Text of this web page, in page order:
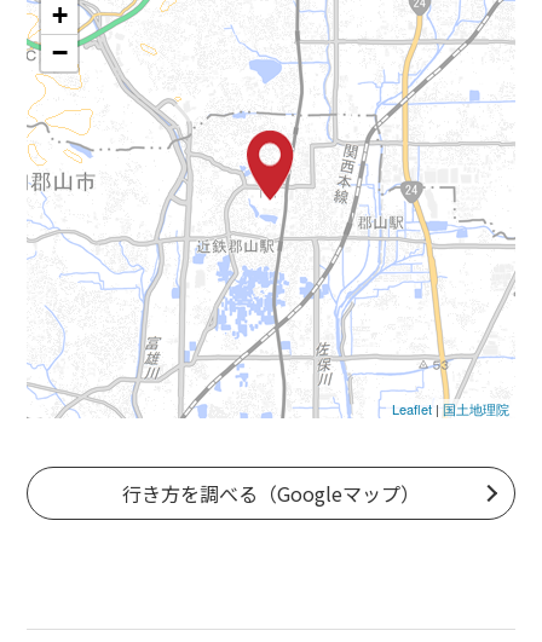
+
−
Leaflet| 国土地理院
行き方を調べる（Googleマップ）